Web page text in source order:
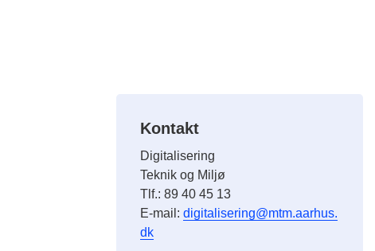
Kontakt
Digitalisering
Teknik og Miljø
Tlf.: 89 40 45 13
E-mail:digitalisering@mtm.aarhus.
dk